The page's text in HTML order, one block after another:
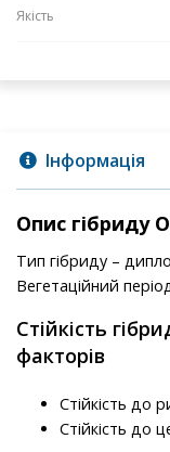
Якість
Інформація
Опис гібриду
Тип гібриду –
Вегетаційний
Стійкість
факторів
Стійкість до
Стійкість до